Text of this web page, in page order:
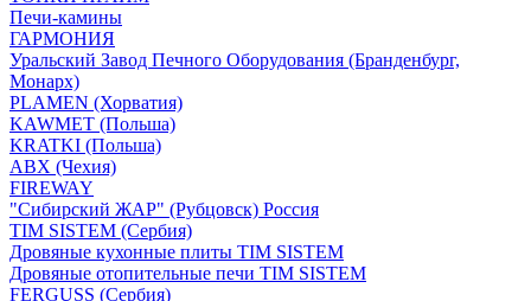
Печи-камины
ГАРМОНИЯ
Уральский Завод Печного Оборудования (Бранденбург,
Монарх)
PLAMEN (Хорватия)
KAWMET (Польша)
KRATKI (Польша)
ABX (Чехия)
FIREWAY
"Сибирский ЖАР" (Рубцовск) Россия
TIM SISTEM (Сербия)
Дровяные кухонные плиты TIM SISTEM
Дровяные отопительные печи TIM SISTEM
FERGUSS (Сербия)